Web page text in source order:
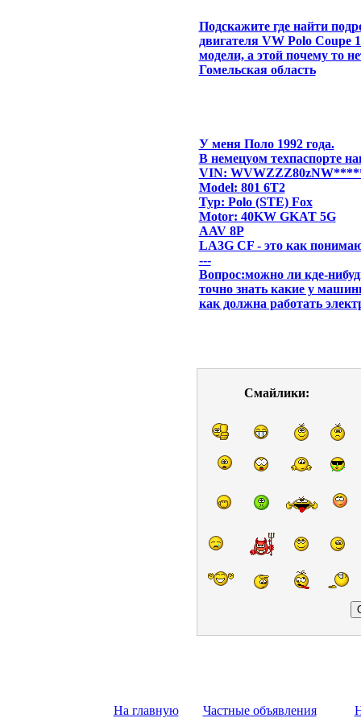
Подскажите где найти
двигателя VW Polo Coupe
модели, а этой почему то
Гомельская область
У меня Поло 1992 года.
В немецуом техпаспорте
VIN:
Model: 801 6T2
Typ: Polo (STE) Fox
Motor: 40KW GKAT 5G
AAV 8P
LA3G CF - это как
---
Вопрос:можно ли кде-
точно знать какие у
как должна работать
Смайлики:
На главную Частные объявления